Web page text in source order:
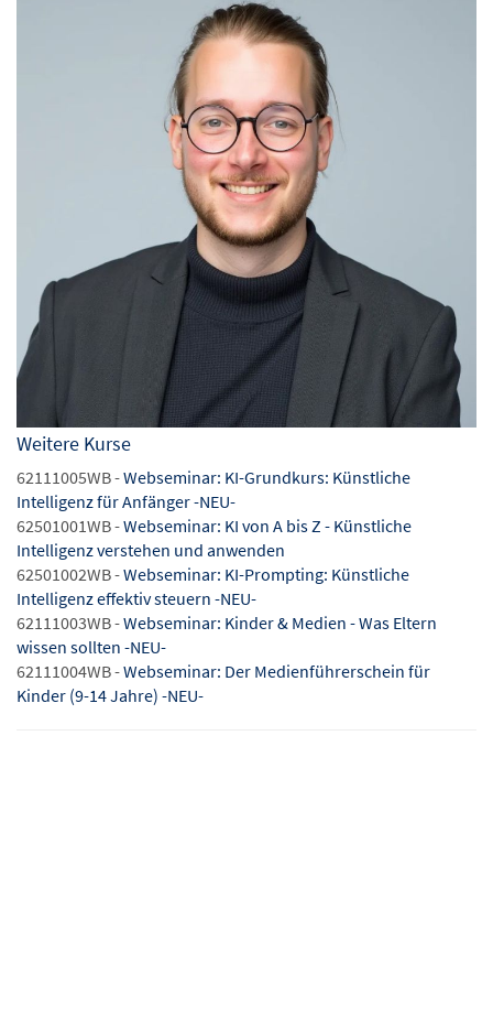
Weitere Kurse
62111005WB -Webseminar: KI-Grundkurs: Künstliche
Intelligenz für Anfänger -NEU-
62501001WB -Webseminar: KI von A bis Z - Künstliche
Intelligenz verstehen und anwenden
62501002WB -Webseminar: KI-Prompting: Künstliche
Intelligenz effektiv steuern -NEU-
62111003WB -Webseminar: Kinder & Medien - Was Eltern
wissen sollten -NEU-
62111004WB -Webseminar: Der Medienführerschein für
Kinder (9-14 Jahre) -NEU-